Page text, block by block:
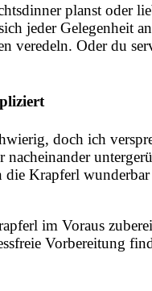
planst oder
jeder
veredeln. Oder du
doch ich
die Krapferl
im Voraus
Vorbereitung